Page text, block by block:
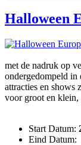
Halloween
met de nadruk op
ondergedompeld in
attracties en shows
voor groot en
Start Datum:
Eind Datum: